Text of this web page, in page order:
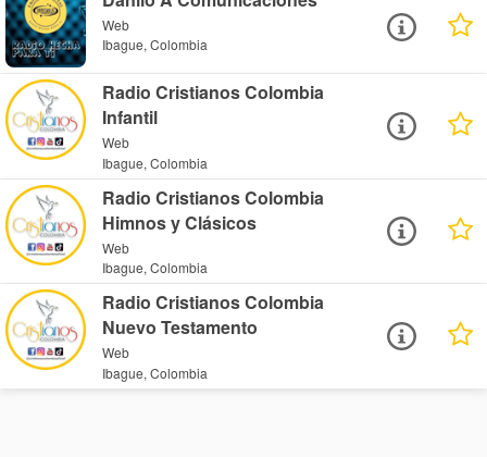
Web
Ibague, Colombia
Radio Cristianos Colombia
Infantil
Web
Ibague, Colombia
Radio Cristianos Colombia
Himnos y Clásicos
Web
Ibague, Colombia
Radio Cristianos Colombia
Nuevo Testamento
Web
Ibague, Colombia